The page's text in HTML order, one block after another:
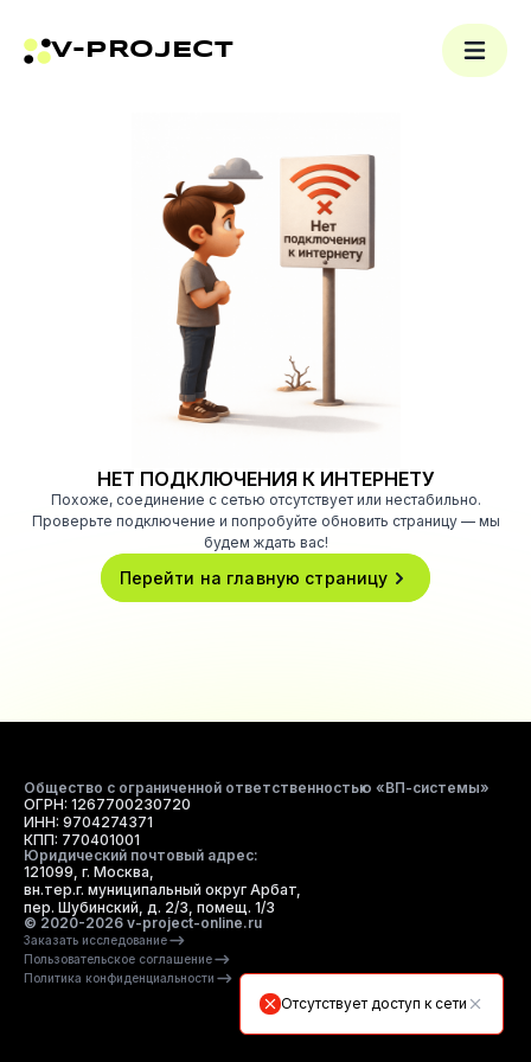
V-PROJECT
Отсутствует доступ к сети
НЕТ ПОДКЛЮЧЕНИЯ К ИНТЕРНЕТУ
Похоже, соединение с сетью отсутствует или нестабильно.
Проверьте подключение и попробуйте обновить страницу — мы
будем ждать вас!
Перейти на главную страницу
Общество с ограниченной ответственностью «ВП-системы»
ОГРН: 1267700230720
ИНН: 9704274371
КПП: 770401001
Юридический почтовый адрес:
121099, г. Москва,
вн.тер.г. муниципальный округ Арбат,
пер. Шубинский, д. 2/3, помещ. 1/3
© 2020-2026 v-project-online.ru
Заказать исследование
Пользовательское соглашение
Политика конфиденциальности